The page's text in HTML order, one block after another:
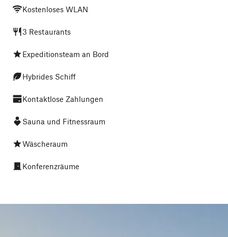
Kostenloses WLAN
3 Restaurants
Expeditionsteam an Bord
Hybrides Schiff
Kontaktlose Zahlungen
Sauna und Fitnessraum
Wäscheraum
Konferenzräume